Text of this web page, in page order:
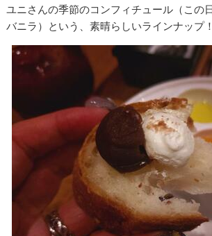
ユニさんの季節のコンフィチュール（この
バニラ）という、素晴らしいラインナップ！